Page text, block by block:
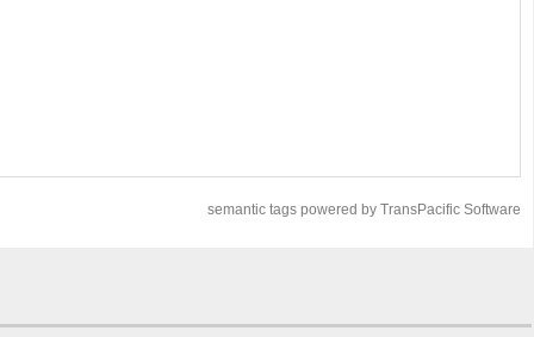
semantic tags powered by TransPacific Software